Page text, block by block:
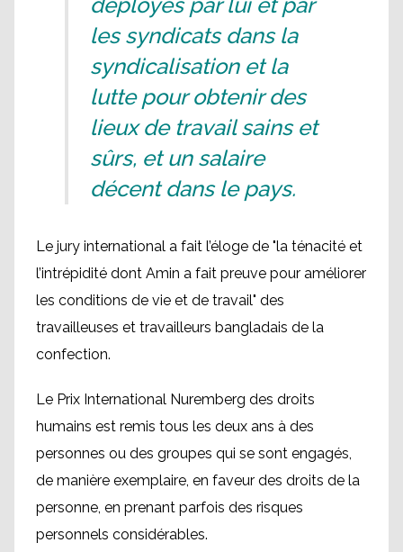
les syndicats dans la
syndicalisation et la
lutte pour obtenir des
lieux de travail sains et
sûrs, et un salaire
décent dans le pays.
Le jury international a fait l’éloge de "la ténacité et
l’intrépidité dont Amin a fait preuve pour améliorer
les conditions de vie et de travail" des
travailleuses et travailleurs bangladais de la
confection.
Le Prix International Nuremberg des droits
humains est remis tous les deux ans à des
personnes ou des groupes qui se sont engagés,
de manière exemplaire, en faveur des droits de la
personne, en prenant parfois des risques
personnels considérables.